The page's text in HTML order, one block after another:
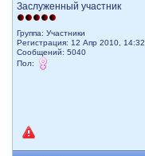
Заслуженный участник
Группа: Участники
Регистрация: 12 Апр 2010, 14:32
Сообщений: 5040
Пол: